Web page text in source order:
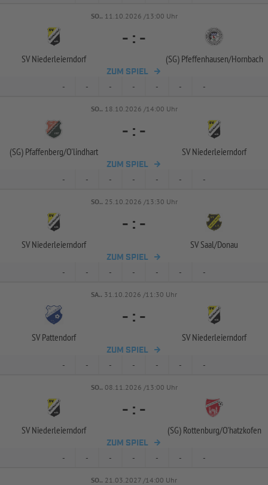
SO.. 11.10.2026 /13:00 Uhr
SV Niederleierndorf
- : -
(SG) Pfeffenhausen/Hornbach
ZUM SPIEL
- - - - - - -
SO.. 18.10.2026 /14:00 Uhr
(SG) Pfaffenberg/O'lindhart
- : -
SV Niederleierndorf
ZUM SPIEL
- - - - - - -
SO.. 25.10.2026 /13:30 Uhr
SV Niederleierndorf
- : -
SV Saal/Donau
ZUM SPIEL
- - - - - - -
SA.. 31.10.2026 /11:30 Uhr
SV Pattendorf
- : -
SV Niederleierndorf
ZUM SPIEL
- - - - - - -
SO.. 08.11.2026 /13:00 Uhr
SV Niederleierndorf
- : -
(SG) Rottenburg/O'hatzkofen
ZUM SPIEL
- - - - - - -
SO.. 21.03.2027 /14:00 Uhr